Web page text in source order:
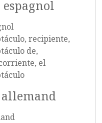
espagnol
recipiente,
de,
el
allemand